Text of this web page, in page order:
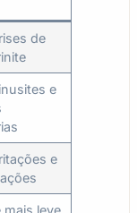
de
e
e
mais leve